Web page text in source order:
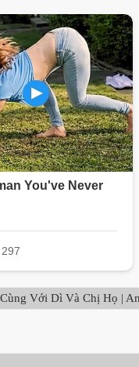
Với Dì Và Chị Họ |